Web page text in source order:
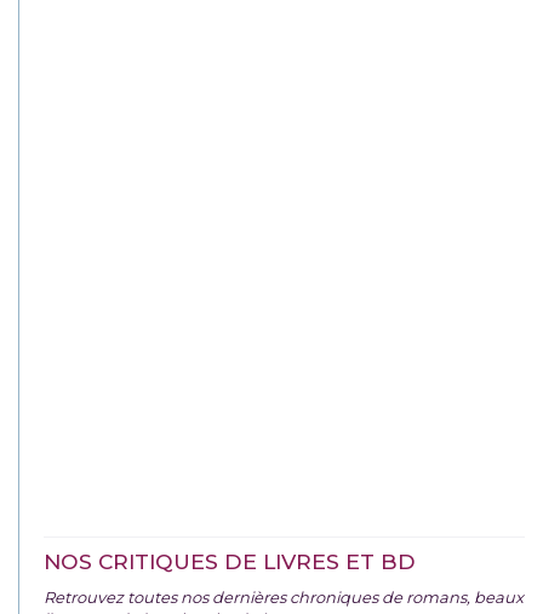
NOS CRITIQUES DE LIVRES ET BD
Retrouvez toutes nos dernières chroniques de romans, beaux